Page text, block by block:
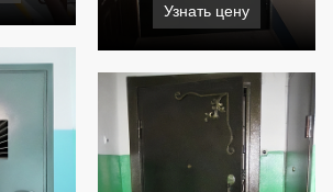
Узнать цену